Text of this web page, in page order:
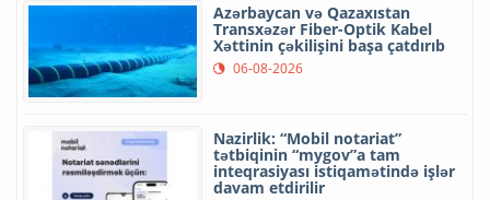
Azərbaycan və Qazaxıstan
Transxəzər Fiber-Optik Kabel
Xəttinin çəkilişini başa çatdırıb
06-08-2026
Nazirlik: “Mobil notariat”
tətbiqinin “mygov”a tam
inteqrasiyası istiqamətində işlər
davam etdirilir